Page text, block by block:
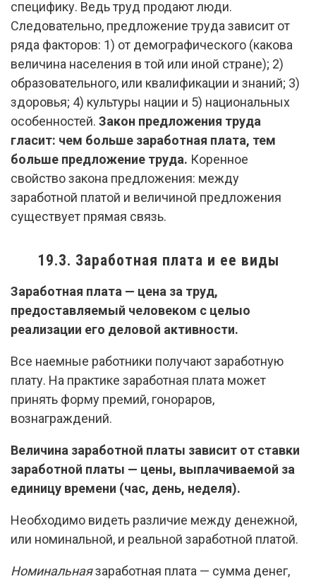
специфику. Ведь труд продают люди.
Следовательно, предложение труда зависит от
ряда факторов: 1) от демографического (какова
величина населения в той или иной стране); 2)
образовательного, или квалификации и знаний; 3)
здоровья; 4) культуры нации и 5) национальных
особенностей. Закон предложения труда
гласит: чем больше заработная плата, тем
больше предложение труда. Коренное
свойство закона предложения: между
заработной платой и величиной предложения
существует прямая связь.
19.3. Заработная плата и ее виды
Заработная плата — цена за труд,
предоставляемый человеком с целыо
реализации его деловой активности.
Все наемные работники получают заработную
плату. На практике заработная плата может
принять форму премий, гонораров,
вознаграждений.
Величина заработной платы зависит от ставки
заработной платы — цены, выплачиваемой за
единицу времени (час, день, неделя).
Необходимо видеть различие между денежной,
или номинальной, и реальной заработной платой.
Номинальнаязаработная плата — сумма денег,